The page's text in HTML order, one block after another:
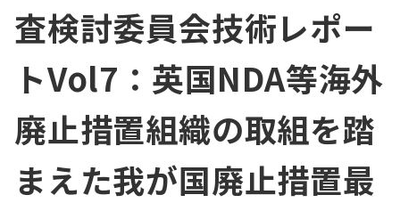
査検討委員会技術レポー
トVol7：英国NDA等海外
廃止措置組織の取組を踏
まえた我が国廃止措置最